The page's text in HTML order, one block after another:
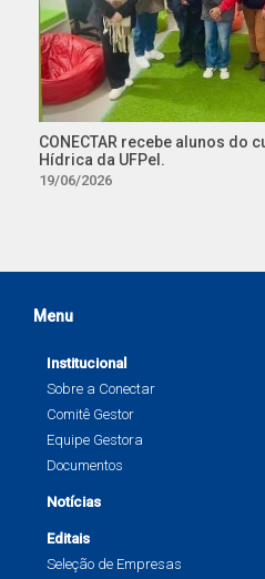
CONECTAR recebe alunos do
Hídrica da UFPel.
19/06/2026
Menu
Institucional
Sobre a Conectar
Comitê Gestor
Equipe Gestora
Documentos
Notícias
Editais
Seleção de Empresas